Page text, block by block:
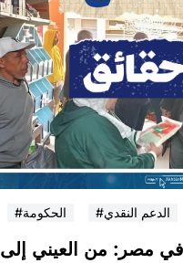
#الحكومة #الدعم النقدي
في مصر: من العيني إلى